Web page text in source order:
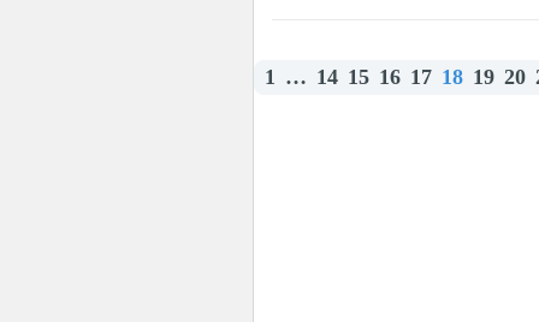
1 … 14 15 16 17 18 19 20